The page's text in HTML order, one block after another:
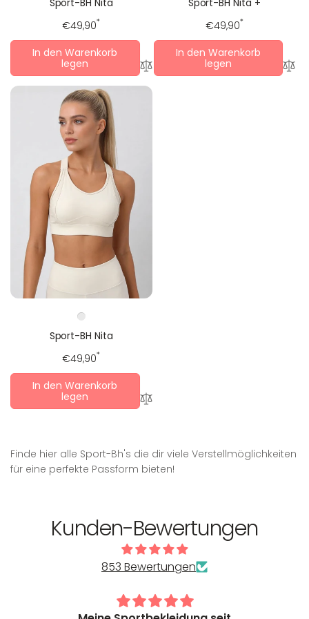
Sport-BH Nita
Regulärer
Preis
€49,90*
In den Warenkorb
legen
Sport-BH Nita +
Regulärer
Preis
€49,90*
In den Warenkorb
legen
Sport-BH Nita
Regulärer
Preis
€49,90*
In den Warenkorb
legen
Finde hier alle Sport-Bh's die dir viele Verstellmöglichkeiten
für eine perfekte Passform bieten!
Kunden-Bewertungen
853 Bewertungen